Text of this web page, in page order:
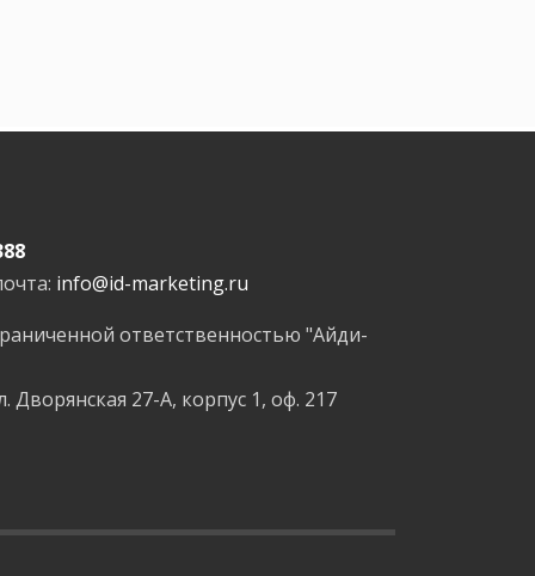
info@id-marketing.ru
ответственностью "Айди-
Дворянская 27-А, корпус 1, оф. 217